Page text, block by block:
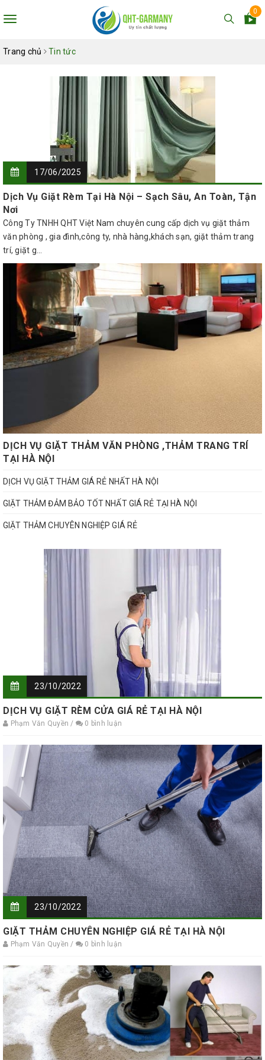
Toggle
0
Trang chủ Tin tức
17/06/2025
Dịch Vụ Giặt Rèm Tại Hà Nội – Sạch Sâu, An Toàn, Tận
Nơi
Công Ty TNHH QHT Việt Nam chuyên cung cấp dịch vụ giặt thảm
văn phòng , gia đình,công ty, nhà hàng,khách sạn, giặt thảm trang
trí, giặt g...
DỊCH VỤ GIẶT THẢM VĂN PHÒNG ,THẢM TRANG TRÍ
TẠI HÀ NỘI
DỊCH VỤ GIẶT THẢM GIÁ RẺ NHẤT HÀ NỘI
GIẶT THẢM ĐẢM BẢO TỐT NHẤT GIÁ RẺ TẠI HÀ NỘI
GIẶT THẢM CHUYÊN NGHIỆP GIÁ RẺ
23/10/2022
DỊCH VỤ GIẶT RÈM CỬA GIÁ RẺ TẠI HÀ NỘI
Phạm Văn Quyền / 0 bình luận
23/10/2022
GIẶT THẢM CHUYÊN NGHIỆP GIÁ RẺ TẠI HÀ NỘI
Phạm Văn Quyền / 0 bình luận